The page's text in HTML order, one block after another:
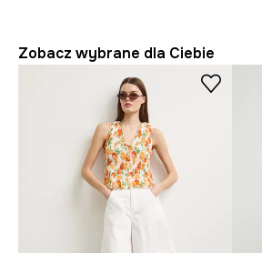
Zobacz wybrane dla Ciebie